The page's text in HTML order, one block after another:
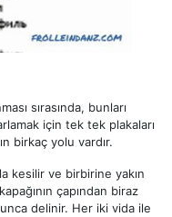
sırasında, bunları
için tek tek plakaları
birkaç yolu vardır.
kesilir ve birbirine yakın
çapından biraz
delinir. Her iki vida ile